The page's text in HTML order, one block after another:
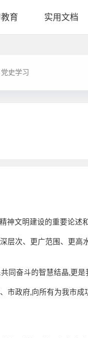
育 实用文档
党史学习
神文明建设的重要论述
层次、更广范围、更高
同奋斗的智慧结晶,更是
市政府,向所有为我市成